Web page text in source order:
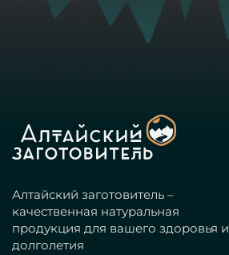
Алтайский заготовитель –
качественная натуральная
продукция для вашего здоровья и
долголетия